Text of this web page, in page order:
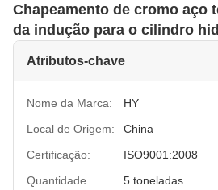
Chapeamento de cromo aço
da indução para o cilindro
Atributos-chave
Nome da Marca:
HY
Local de Origem:
China
Certificação:
ISO9001:2008
Quantidade
5 toneladas